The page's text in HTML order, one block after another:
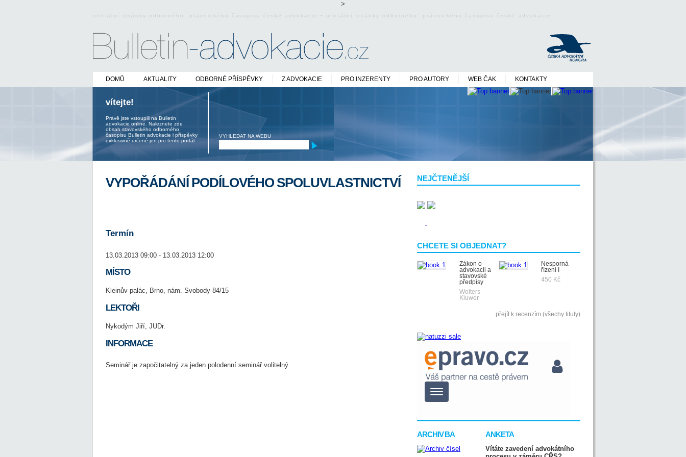
>
oficiální stránky odborného právnického časopisu české advokacie • oficiální stránky odborného právnického časopisu české advokacie
DOMŮ AKTUALITY ODBORNÉ PŘÍSPĚVKY Z ADVOKACIE PRO INZERENTY PRO AUTORY WEB ČAK KONTAKTY
vítejte!
Právě jste vstoupili na Bulletin
advokacie online. Naleznete zde
obsah stavovského odborného
časopisu Bulletin advokacie i příspěvky
exklusivně určené jen pro tento portál.
VYHLEDAT NA WEBU
NEJČTENĚJŠÍ
CHCETE SI OBJEDNAT?
Zákon o
advokacii a
stavovské
předpisy
Wolters
Kluwer
Nesporná
řízení I
450 Kč
přejít k recenzím (všechy tituly)
ARCHIV BA ANKETA
Vítáte zavedení advokátního
VYPOŘÁDÁNÍ PODÍLOVÉHO SPOLUVLASTNICTVÍ
Termín
13.03.2013 09:00 - 13.03.2013 12:00
MÍSTO
Kleinův palác, Brno, nám. Svobody 84/15
LEKTOŘI
Nykodým Jiří, JUDr.
INFORMACE
Seminář je započitatelný za jeden polodenní seminář volitelný.